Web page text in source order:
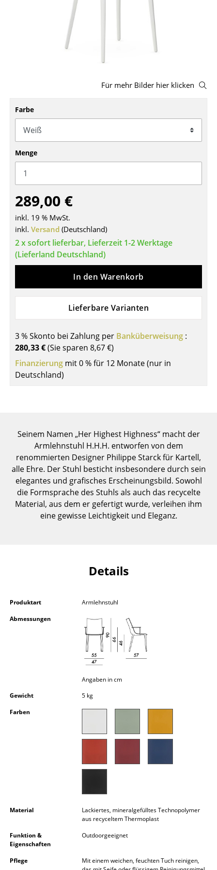
Bänke & Liegen
Schaukelstühle
Bürodrehstühle
Konferenzstühle
Bürosessel
Einzelteile
... alle Sitzmöbel
Tische
Esstische
Couchtische
Schreibtische
Konferenztische
Stehtische & Stehpulte
Einzelteile
... alle Tische
Aufbewahren
Regale & Schränke
Sideboards & Kommoden
Beistell- & Rollcontainer
Barmöbel
Kleinaufbewahrung
... alle Aufbewahrungsmöbel
Wandleuchten
Outdoor-Leuchten
Für mehr Bilder hier klicken
Farbe
Menge
289,00 €
inkl. 19 % MwSt.
inkl. Versand (Deutschland)
2 x sofort lieferbar, Lieferzeit 1-2 Werktage
(Lieferland Deutschland)
In den Warenkorb
Lieferbare Varianten
3 % Skonto bei Zahlung per Banküberweisung :
280,33 €(Sie sparen 8,67 €)
Finanzierung mit 0 % für 12 Monate (nur in
Deutschland)
Seinem Namen „Her Highest Highness“ macht der
Armlehnstuhl H.H.H. entworfen von dem
renommierten Designer Philippe Starck für Kartell,
alle Ehre. Der Stuhl besticht insbesondere durch sein
elegantes und grafisches Erscheinungsbild. Sowohl
die Formsprache des Stuhls als auch das recycelte
Material, aus dem er gefertigt wurde, verleihen ihm
eine gewisse Leichtigkeit und Eleganz.
Details
Produktart
Armlehnstuhl
Abmessungen
Angaben in cm
Gewicht
5 kg
Farben
Material
Lackiertes, mineralgefülltes Technopolymer
aus recyceltem Thermoplast
Funktion &
Eigenschaften
Outdoorgeeignet
Pflege
Mit einem weichen, feuchten Tuch reinigen,